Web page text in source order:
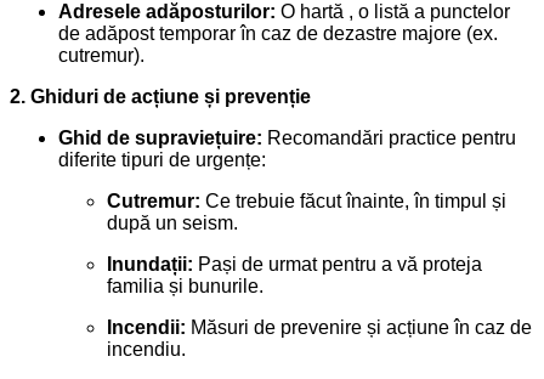
Adresele adăposturilor: O hartă , o listă a punctelor
de adăpost temporar în caz de dezastre majore (ex.
cutremur).
2. Ghiduri de acțiune și prevenție
Ghid de supraviețuire: Recomandări practice pentru
diferite tipuri de urgențe:
Cutremur: Ce trebuie făcut înainte, în timpul și
după un seism.
Inundații: Pași de urmat pentru a vă proteja
familia și bunurile.
Incendii: Măsuri de prevenire și acțiune în caz de
incendiu.